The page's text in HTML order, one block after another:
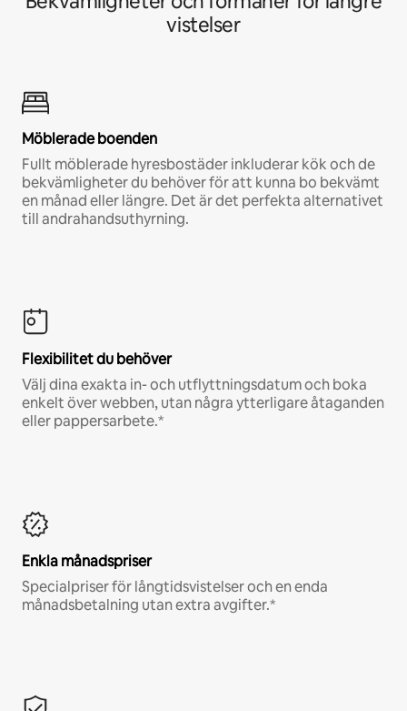
vistelser
Möblerade boenden
Fullt möblerade hyresbostäder inkluderar kök och de
bekvämligheter du behöver för att kunna bo bekvämt
en månad eller längre. Det är det perfekta alternativet
till andrahandsuthyrning.
Flexibilitet du behöver
Välj dina exakta in- och utflyttningsdatum och boka
enkelt över webben, utan några ytterligare åtaganden
eller pappersarbete.*
Enkla månadspriser
Specialpriser för långtidsvistelser och en enda
månadsbetalning utan extra avgifter.*